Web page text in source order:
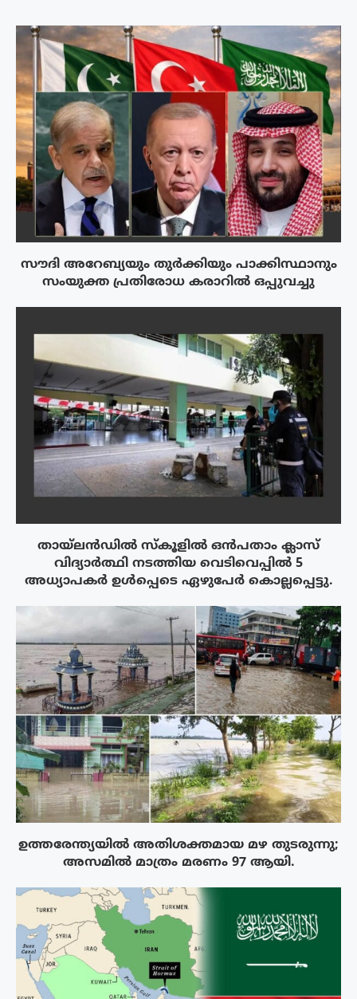
സൗദി അറേബ്യയും തുർക്കിയും പാക്കിസ്ഥാനും
സംയുക്ത പ്രതിരോധ കരാറിൽ ഒപ്പുവച്ചു
തായ്‌ലൻഡിൽ സ്കൂളിൽ ഒൻപതാം ക്ലാസ്
വിദ്യാർത്ഥി നടത്തിയ വെടിവെപ്പിൽ 5
അധ്യാപകർ ഉൾപ്പെടെ ഏഴുപേർ കൊല്ലപ്പെട്ടു.
ഉത്തരേന്ത്യയിൽ അതിശക്തമായ മഴ തുടരുന്നു;
അസമിൽ മാത്രം മരണം 97 ആയി.